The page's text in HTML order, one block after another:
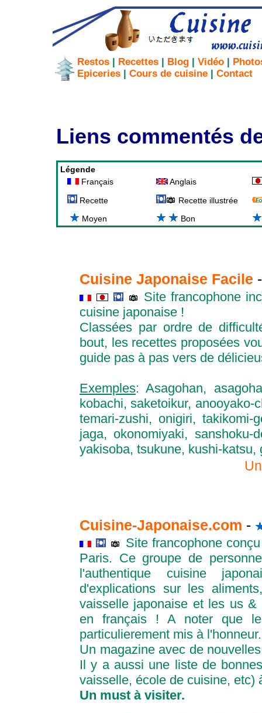
Restos | Recettes | Blog | Vidéo |
Epiceries | Cours de cuisine | Contact
Liens commentés
Légende
Français
Anglais
Recette
Recette illustrée
Moyen
Bon
Cuisine Japonaise Facile
Site francophone
cuisine japonaise !
Classées par ordre de
bout, les recettes proposées
guide pas à pas vers de
Exemples: Asagohan,
kobachi, saketoikur, anooyako-
temari-zushi, onigiri, takikomi-
jaga, okonomiyaki, sanshoku-
yakisoba, tsukune, kushi-katsu,
Cuisine-Japonaise.com -
Site francophone
Paris. Ce groupe de
l'authentique cuisine
d'explications sur les
vaisselle japonaise et les us
en français ! A noter que
particulierement mis à l'honneur.
Un magazine avec de
Il y a aussi une liste de
vaisselle, école de cuisine, etc)
Un must à visiter.